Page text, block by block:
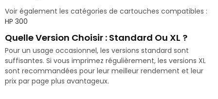
Voir également les catégories de cartouches compatibles :
HP 300
Quelle Version Choisir : Standard Ou XL ?
Pour un usage occasionnel, les versions standard sont
suffisantes. Si vous imprimez régulièrement, les versions XL
sont recommandées pour leur meilleur rendement et leur
prix par page plus avantageux.